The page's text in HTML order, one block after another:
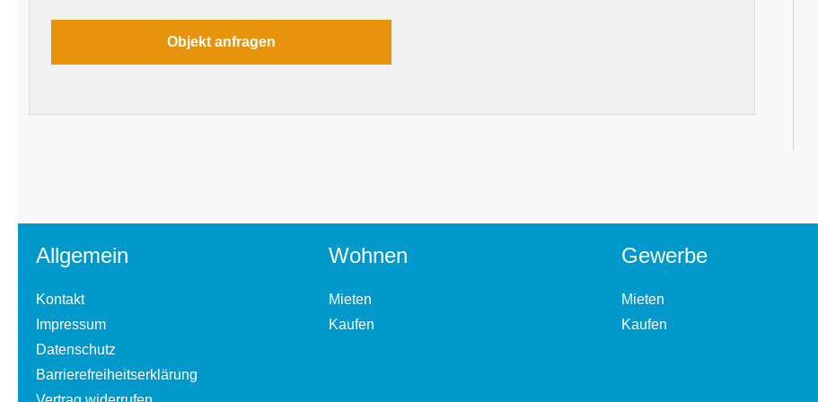
Allgemein
Kontakt
Impressum
Datenschutz
Barrierefreiheitserklärung
Wohnen
Mieten
Kaufen
Gewerbe
Mieten
Kaufen